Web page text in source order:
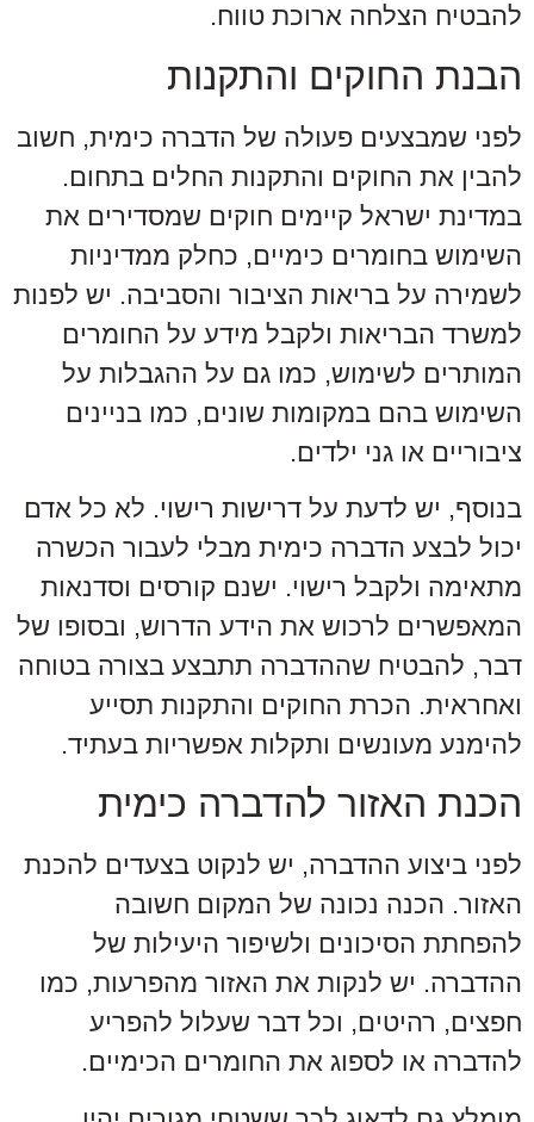
להבטיח הצלחה ארוכת טווח.
הבנת החוקים והתקנות
לפני שמבצעים פעולה של הדברה כימית, חשוב
להבין את החוקים והתקנות החלים בתחום.
במדינת ישראל קיימים חוקים שמסדירים את
השימוש בחומרים כימיים, כחלק ממדיניות
לשמירה על בריאות הציבור והסביבה. יש לפנות
למשרד הבריאות ולקבל מידע על החומרים
המותרים לשימוש, כמו גם על ההגבלות על
השימוש בהם במקומות שונים, כמו בניינים
ציבוריים או גני ילדים.
בנוסף, יש לדעת על דרישות רישוי. לא כל אדם
יכול לבצע הדברה כימית מבלי לעבור הכשרה
מתאימה ולקבל רישוי. ישנם קורסים וסדנאות
המאפשרים לרכוש את הידע הדרוש, ובסופו של
דבר, להבטיח שההדברה תתבצע בצורה בטוחה
ואחראית. הכרת החוקים והתקנות תסייע
להימנע מעונשים ותקלות אפשריות בעתיד.
הכנת האזור להדברה כימית
לפני ביצוע ההדברה, יש לנקוט בצעדים להכנת
האזור. הכנה נכונה של המקום חשובה
להפחתת הסיכונים ולשיפור היעילות של
ההדברה. יש לנקות את האזור מהפרעות, כמו
חפצים, רהיטים, וכל דבר שעלול להפריע
להדברה או לספוג את החומרים הכימיים.